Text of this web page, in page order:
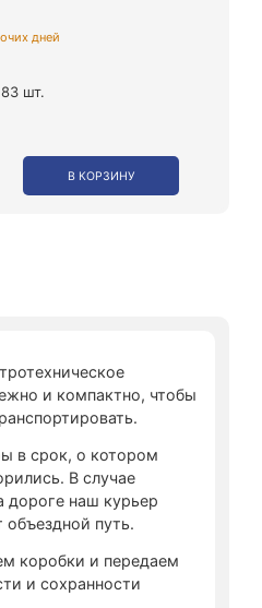
дней
83 шт.
В КОРЗИНУ
и компактно, чтобы
в срок, о котором
В случае
дороге наш курьер
объездной путь.
коробки и передаем
и сохранности